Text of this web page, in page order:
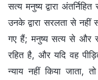
सत्य मनुष्य द्वारा
उनके द्वारा सरलता से नहीं
गए हैं; मनुष्य सत्य से और
रहित है, और यदि वह
न्याय नहीं किया जाता,